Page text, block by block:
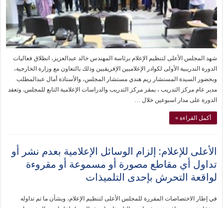
شهد المجلس الأعلى لتنظيم الإعلام برئاسة المهندس خالد عبدالعزيز، انطلاق فعاليات
الدورة التدريبية الأولى لكوادر الإعلاميين الإفريقيين وذلك بالتعاون مع وزارة الخارجية،
وبحضور السيدة المستشار ريم هندي مستشار المجلس، والأستاذة أمال عبدالمطلب
مدير عام مركز التدريب ، بمقر مركز التدريب والدراسات الإعلامية التابع للمجلس. وتعقد
الدورة على مدار اسبوعين خلال …
أكمل القراءة »
الأعلى للإعلام: إلزام الوسائل الإعلامية بعدم نشر أو
تداول أي مقاطع مصورة أو مسموعة أو مقروءة
لواقعة التحرش بإحدى التلميذات
في إطار الاختصاصات المقررة للمجلس الأعلى لتنظيم الإعلام، وبشأن ما تم تداوله